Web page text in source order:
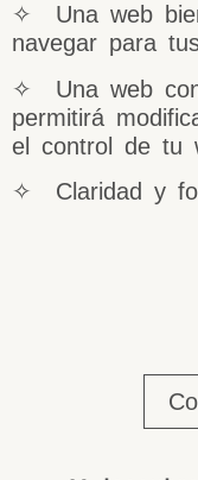
✧ Una web
navegar para
✧ Una web
permitirá
el control de tu
✧ Claridad y